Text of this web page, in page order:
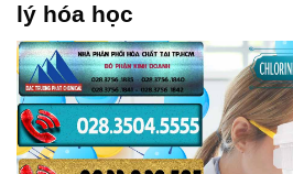
lý hóa học